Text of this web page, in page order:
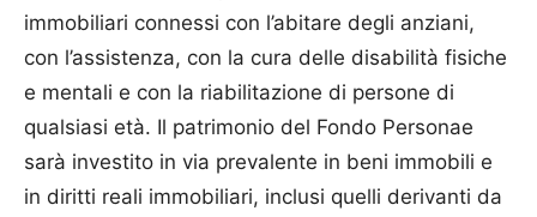
immobiliari connessi con l’abitare degli anziani,
con l’assistenza, con la cura delle disabilità fisiche
e mentali e con la riabilitazione di persone di
qualsiasi età. Il patrimonio del Fondo Personae
sarà investito in via prevalente in beni immobili e
in diritti reali immobiliari, inclusi quelli derivanti da